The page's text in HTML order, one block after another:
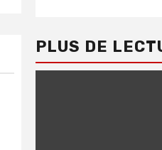
PLUS DE